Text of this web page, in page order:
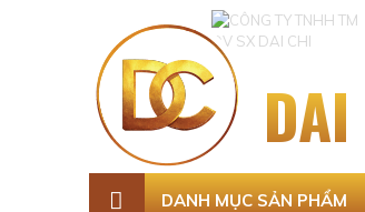
DANH MỤC SẢN PHẨM